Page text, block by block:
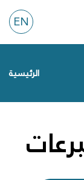
EN
الرئيسية